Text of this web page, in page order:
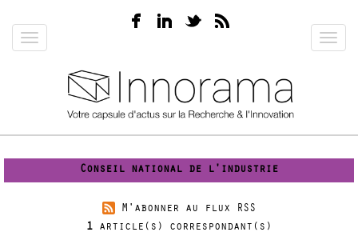
au
contenuToggle
Conseil national de l'industrie
M'abonner au flux RSS
1 article(s) correspondant(s)